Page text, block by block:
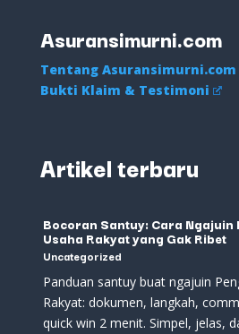
Asuransimurni.com
Tentang Asuransimurni.com
Bukti Klaim & Testimoni
Artikel terbaru
Bocoran Santuy: Cara
Usaha Rakyat yang Gak Ribet
Uncategorized
Panduan santuy buat ngajuin
Rakyat: dokumen, langkah,
quick win 2 menit. Simpel, jelas,